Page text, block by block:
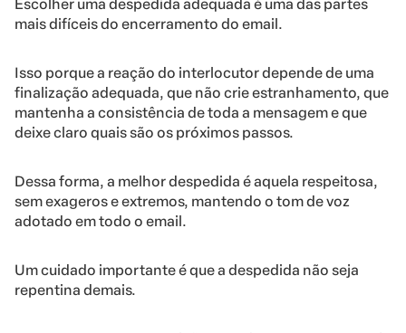
Escolher uma despedida adequada é uma das partes
mais difíceis do encerramento do email.
Isso porque a reação do interlocutor depende de uma
finalização adequada, que não crie estranhamento, que
mantenha a consistência de toda a mensagem e que
deixe claro quais são os próximos passos.
Dessa forma, a melhor despedida é aquela respeitosa,
sem exageros e extremos, mantendo o tom de voz
adotado em todo o email.
Um cuidado importante é que a despedida não seja
repentina demais.